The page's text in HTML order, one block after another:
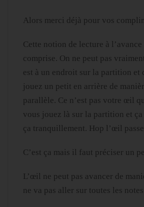
Alors merci déjà pour vos
Cette notion de lecture à
comprise. On ne peut pas
est à un endroit sur la partition et
jouez un petit en arrière de
parallèle. Ce n’est pas votre œil
vous jouez là sur la partition et ça
ça tranquillement. Hop l’œil
C’est ça mais il faut préciser un
L’œil ne peut pas avancer de
ne va pas aller sur toutes les